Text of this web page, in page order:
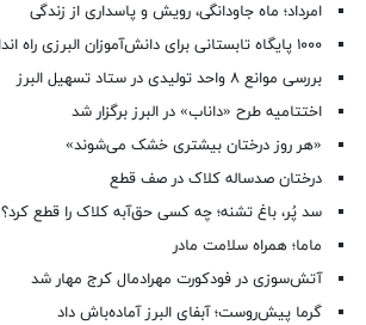
امرداد؛ ماه جاودانگی، رویش و پاسداری از زندگی
۱۰۰۰ پایگاه تابستانی برای دانش‌آموزان البرزی راه اندازی شد
بررسی موانع ۸ واحد تولیدی در ستاد تسهیل البرز
اختتامیه طرح «داناب» در البرز برگزار شد
«هر روز درختان بیشتری خشک می‌شوند»
درختان صدساله کلاک در صف قطع
سد پُر، باغ تشنه؛ چه کسی حق‌آبه کلاک را قطع کرد؟
ماما؛ همراه سلامت مادر
آتش‌سوزی در فودکورت مهرادمال کرج مهار شد
گرما پیش‌روست؛ آبفای البرز آماده‌باش داد